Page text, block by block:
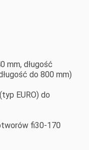
mm, długość
do 800 mm)
EURO) do
fi30-170